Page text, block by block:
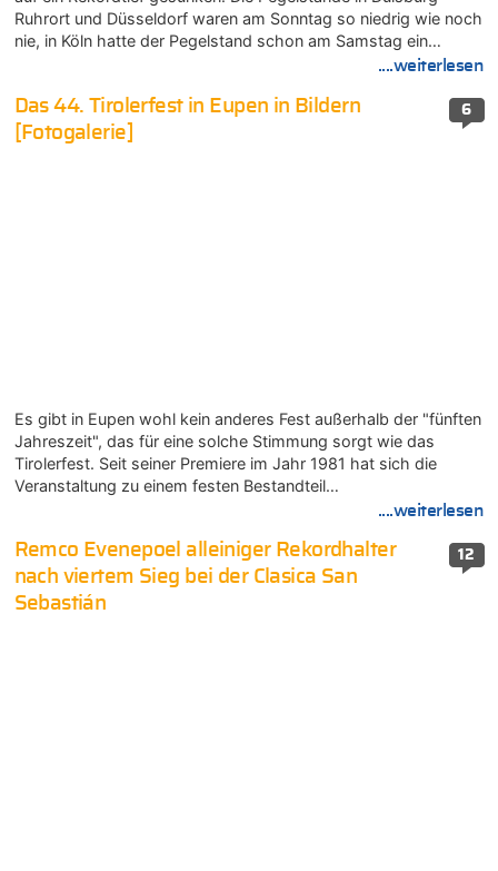
Ruhrort und Düsseldorf waren am Sonntag so niedrig wie noch
nie, in Köln hatte der Pegelstand schon am Samstag ein…
....weiterlesen
6
Das 44. Tirolerfest in Eupen in Bildern
[Fotogalerie]
Es gibt in Eupen wohl kein anderes Fest außerhalb der "fünften
Jahreszeit", das für eine solche Stimmung sorgt wie das
Tirolerfest. Seit seiner Premiere im Jahr 1981 hat sich die
Veranstaltung zu einem festen Bestandteil…
....weiterlesen
12
Remco Evenepoel alleiniger Rekordhalter
nach viertem Sieg bei der Clasica San
Sebastián